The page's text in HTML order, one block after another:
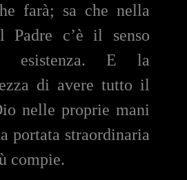
farà; sa che nella
Padre c’è il senso
esistenza. E la
di avere tutto il
nelle proprie mani
portata straordinaria
compie.